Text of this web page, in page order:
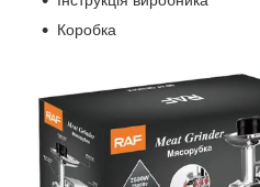
Коробка